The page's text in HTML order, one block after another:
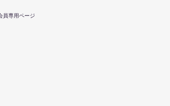
員専用ページ